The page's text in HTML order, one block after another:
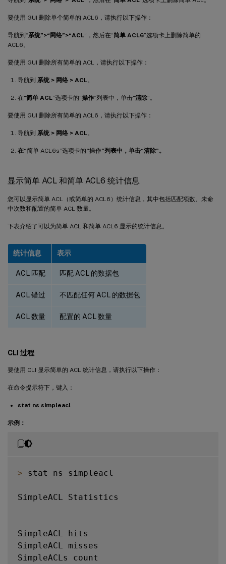
要使用 GUI 删除单个简单的 ACL6，请执行以下操作：
导航到“系统”>“网络”>“ACL”，然后在“简单 ACL6”选项卡上删除简单的
ACL6。
要使用 GUI 删除所有简单的 ACL，请执行以下操作：
导航到 系统 > 网络 > ACL。
在“简单 ACL”选项卡的“操作”列表中，单击“清除”。
要使用 GUI 删除所有简单的 ACL6，请执行以下操作：
导航到 系统 > 网络 > ACL。
在“简单 ACL6s”选项卡的“操作”列表中，单击“清除”。
显示简单 ACL 和简单 ACL6 统计信息
您可以显示简单 ACL（或简单的 ACL6）统计信息，其中包括匹配项数、未命
中次数和配置的简单 ACL 数量。
下表介绍了可以为简单 ACL 和简单 ACL6 显示的统计信息。
统计信息 表示
ACL 匹配 匹配 ACL 的数据包
ACL 错过 不匹配任何 ACL 的数据包
ACL 数量 配置的 ACL 数量
CLI 过程
要使用 CLI 显示简单的 ACL 统计信息，请执行以下操作：
在命令提示符下，键入：
stat ns simpleacl
示例：
> stat ns simpleacl
SimpleACL Statistics
SimpleACL
SimpleACL
SimpleACLs